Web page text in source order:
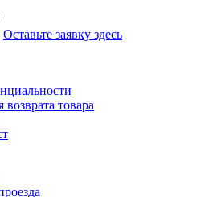
Оставьте заявку здесь
товара